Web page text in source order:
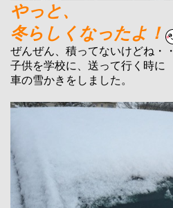
やっと、
冬らしくなったよ！
ぜんぜん、積ってないけどね・・
子供を学校に、送って行く時に
車の雪かきをしました。